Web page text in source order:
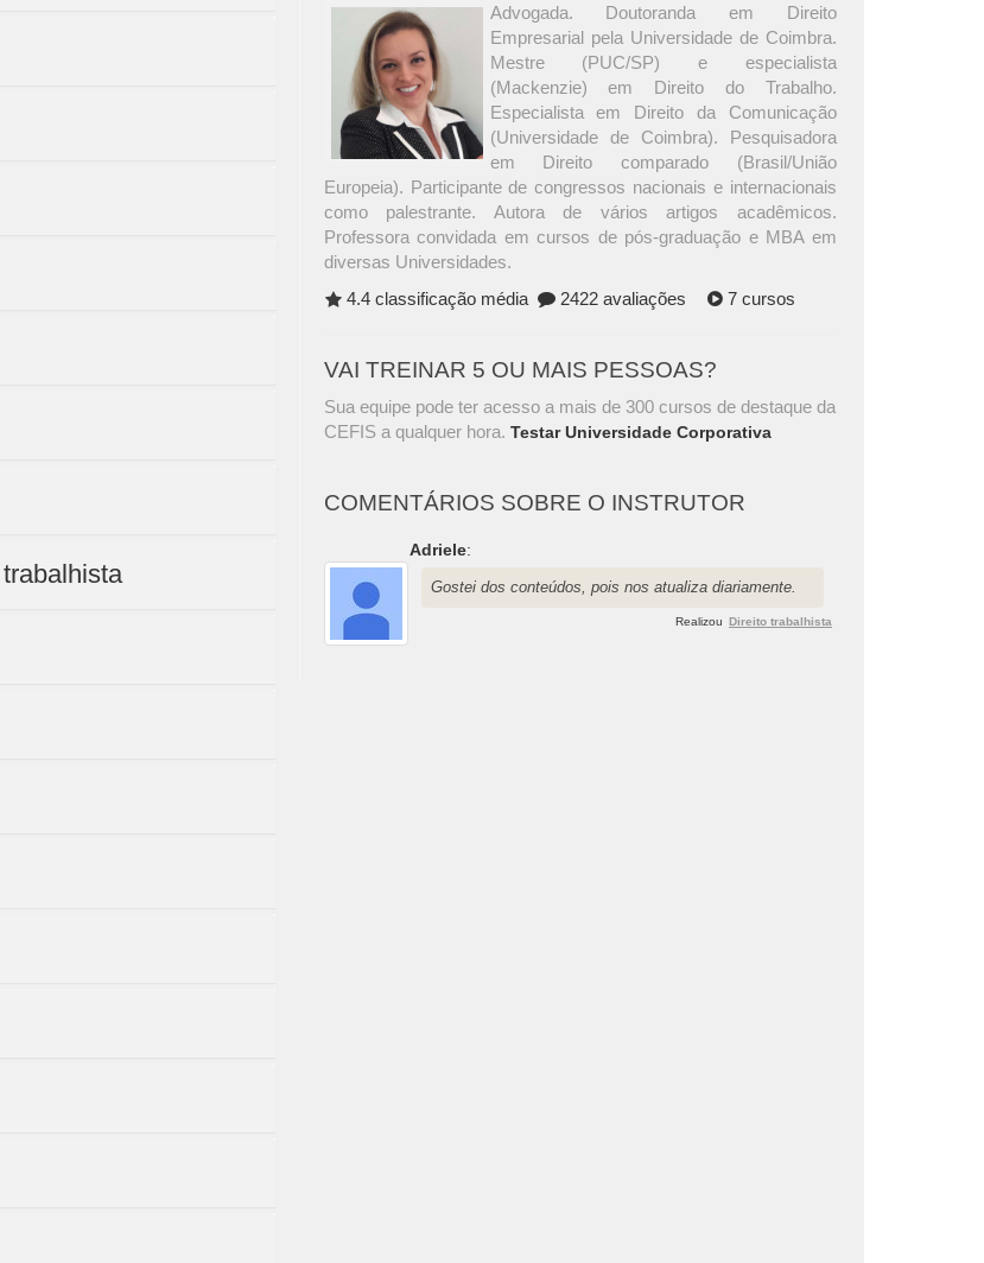
Advogada. Doutoranda em Direito
Empresarial pela Universidade de Coimbra.
Mestre (PUC/SP) e especialista
(Mackenzie) em Direito do Trabalho.
Especialista em Direito da Comunicação
(Universidade de Coimbra). Pesquisadora
em Direito comparado (Brasil/União
Europeia). Participante de congressos nacionais e internacionais
como palestrante. Autora de vários artigos acadêmicos.
Professora convidada em cursos de pós-graduação e MBA em
diversas Universidades.
4.4 classificação média
2422 avaliações 7 cursos
VAI TREINAR 5 OU MAIS PESSOAS?
Sua equipe pode ter acesso a mais de 300 cursos de destaque da
CEFIS a qualquer hora.Testar Universidade Corporativa
COMENTÁRIOS SOBRE O INSTRUTOR
Adriele:
Gostei dos conteúdos, pois nos atualiza diariamente.
Realizou Direito trabalhista